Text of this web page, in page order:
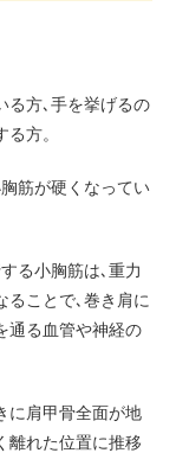
る方､手を挙げるの
方。
筋が硬くなってい
る小胸筋は､重力
ることで､巻き肩に
通る血管や神経の
に肩甲骨全面が地
離れた位置に推移